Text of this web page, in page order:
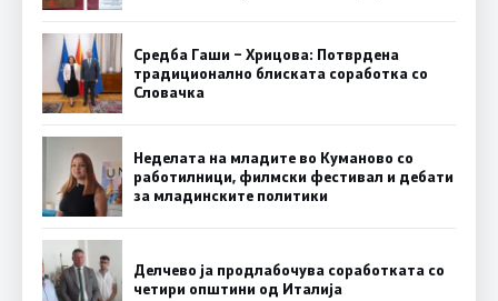
Средба Гаши – Хрицова: Потврдена
традиционално блиската соработка со
Словачка
Неделата на младите во Куманово со
работилници, филмски фестивал и дебати
за младинските политики
Делчево ја продлабочува соработката со
четири општини од Италија